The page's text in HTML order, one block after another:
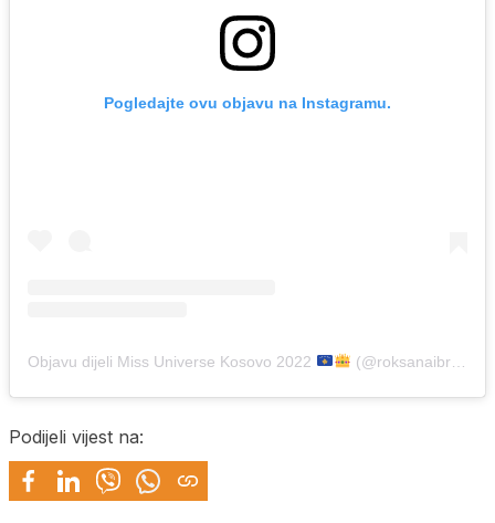
Pogledajte ovu objavu na Instagramu.
Objavu dijeli Miss Universe Kosovo 2022 (@roksanaibrahimi)
Podijeli vijest na: